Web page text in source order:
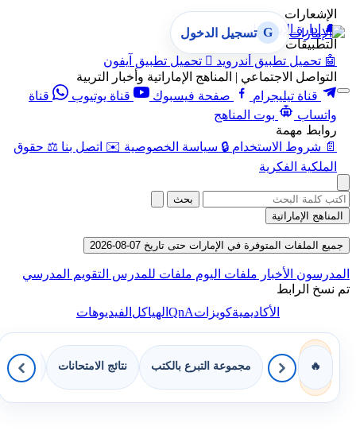
الإشعارات
🔔 إدارة الإشعارات
التطبيقات
🤖 تحميل تطبيق أندرويد  تحميل تطبيق آيفون
التواصل الاجتماعي | المناهج الإماراتية وأخبار التربية
قناة تيليجرام
صفحة فيسبوك قناة يوتيوب
قناة
واتساب
بوت المناهج
روابط مهمة
📄 شروط الاستخدام 🔒 سياسة الخصوصية ✉️ اتصل بنا ⚖️ حقوق
الملكية الفكرية
G تسجيل الدخول
بحث
المناهج الإماراتية
جميع الملفات المتوفرة في الإمارات حتى تاريخ 07-08-2026
المدرسون الأخبار ملفات اليوم ملفات للمدرس التقويم المدرسي
تم نسخ الرابط
الأكاديميةكويزاتQnAالهياكلالفيديوهات
🔥 مجموعة التبرع بالكتب نتائج الامتحانات